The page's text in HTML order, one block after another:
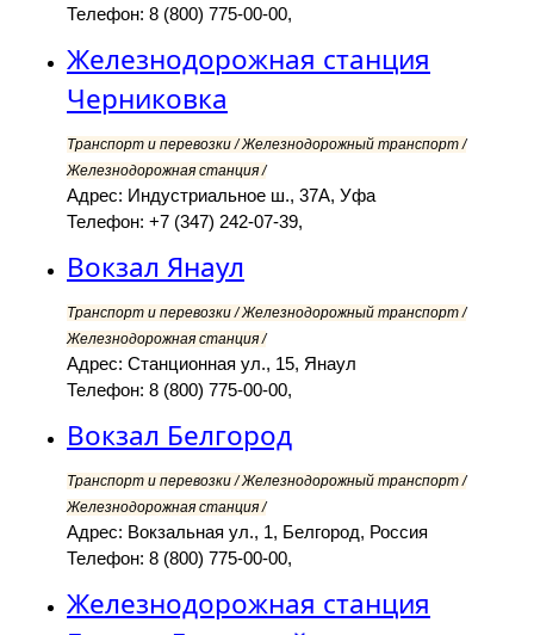
Телефон: 8 (800) 775-00-00,
Железнодорожная станция
Черниковка
Транспорт и перевозки / Железнодорожный транспорт /
Железнодорожная станция /
Адрес: Индустриальное ш., 37А, Уфа
Телефон: +7 (347) 242-07-39,
Вокзал Янаул
Транспорт и перевозки / Железнодорожный транспорт /
Железнодорожная станция /
Адрес: Станционная ул., 15, Янаул
Телефон: 8 (800) 775-00-00,
Вокзал Белгород
Транспорт и перевозки / Железнодорожный транспорт /
Железнодорожная станция /
Адрес: Вокзальная ул., 1, Белгород, Россия
Телефон: 8 (800) 775-00-00,
Железнодорожная станция